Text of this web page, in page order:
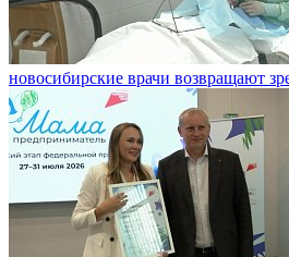
новосибирские врачи возвращают